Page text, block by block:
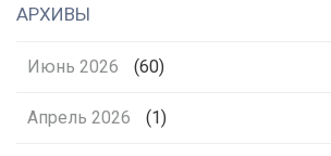
АРХИВЫ
Июнь 2026 (60)
Апрель 2026 (1)